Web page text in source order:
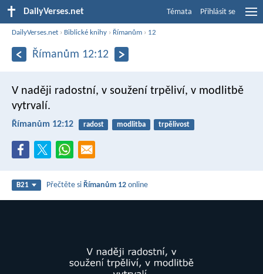
DailyVerses.net Témata Přihlásit se
DailyVerses.net › Biblické knihy › Římanům › 12
Římanům 12:12
V naději radostní, v soužení trpěliví, v modlitbě
vytrvalí.
Římanům 12:12 radost modlitba trpělivost
B21 Přečtěte siŘímanům 12 online